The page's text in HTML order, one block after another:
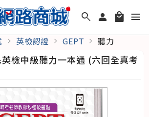
search person local_mall menu
chevron_right 英檢認證 chevron_right GEPT chevron_right 聽力
檢中級聽力一本通 (六回全真考